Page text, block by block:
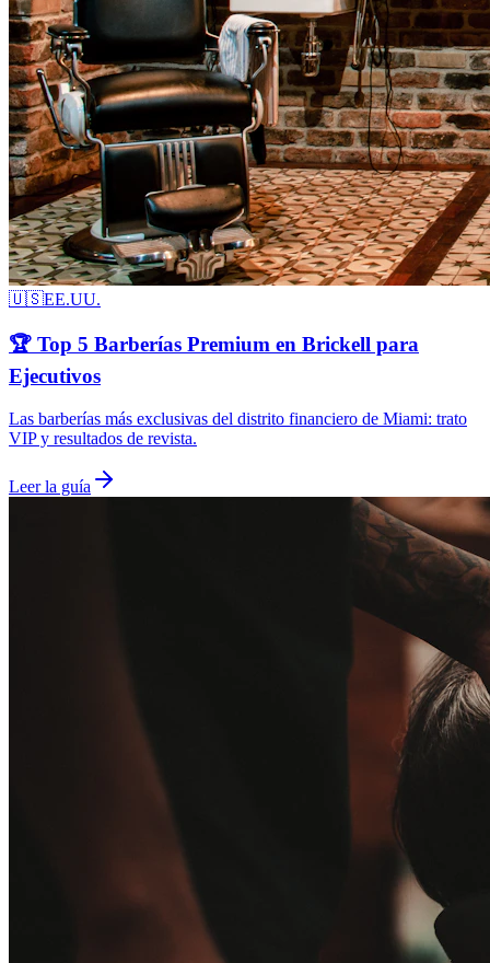
🇺🇸EE.UU.
🏆 Top 5 Barberías Premium en Brickell para
Ejecutivos
Las barberías más exclusivas del distrito financiero de Miami: trato
VIP y resultados de revista.
Leer la guía